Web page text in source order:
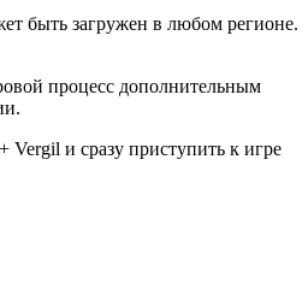
быть загружен в любом регионе.
процесс дополнительным
и сразу приступить к игре